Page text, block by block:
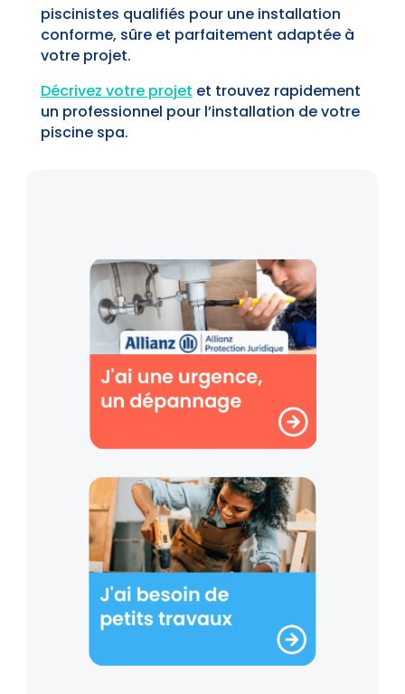
piscinistes qualifiés pour une installation
conforme, sûre et parfaitement adaptée à
votre projet.
Décrivez votre projet et trouvez rapidement
un professionnel pour l’installation de votre
piscine spa.